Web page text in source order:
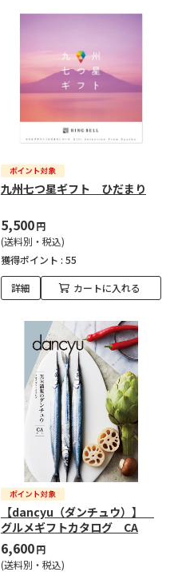
九州七つ星ギフト ひだまり
5,500円
(送料別・税込)
獲得ポイント : 55
詳細 カートに入れる
【dancyu（ダンチュウ）】
グルメギフトカタログ CA
6,600円
(送料別・税込)